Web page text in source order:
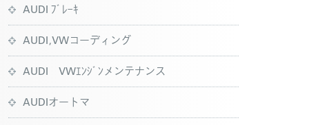
AUDI ﾌﾞﾚｰｷ
AUDI,VWコーディング
AUDI VWｴﾝｼﾞﾝメンテナンス
AUDIオートマ